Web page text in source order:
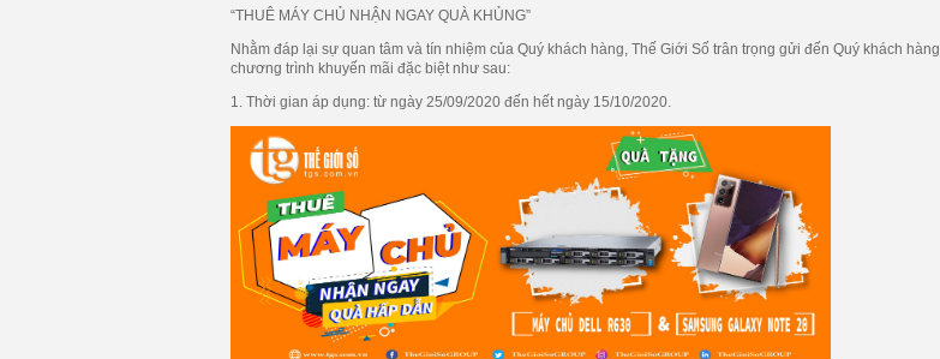
“THUÊ MÁY CHỦ NHẬN NGAY QUÀ KHỦNG”
Nhằm đáp lại sự quan tâm và tín nhiệm của Quý khách hàng, Thế Giới Số trân trọng gửi đến Quý khách hàng
chương trình khuyến mãi đặc biệt như sau:
1. Thời gian áp dụng: từ ngày 25/09/2020 đến hết ngày 15/10/2020.